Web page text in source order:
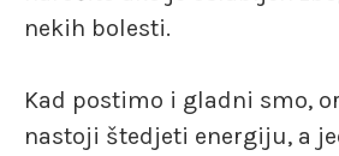
nekih bolesti.
Kad postimo i gladni smo,
nastoji štedjeti energiju, a